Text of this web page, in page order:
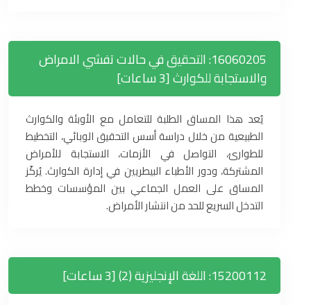
16060205: التحقيق في حالات تفشي الامراض
والاستجابة للكوارث [3 ساعات]
يُعد هذا المساق الطلبة للتعامل مع الأوبئة والكوارث
الطبيعية من خلال دراسة أسس التحقيق الوبائي، التخطيط
للطوارئ، التواصل في الأزمات، الاستجابة للأمراض
المشتركة، ودور الأطباء البيطريين في إدارة الكوارث. يُركّز
المساق على العمل الجماعي بين المؤسسات وخطط
التدخل السريع للحد من انتشار الأمراض.
15200112: اللغة الإنجليزية (2) [3 ساعات]